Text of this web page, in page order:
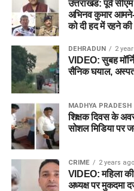
उत्तराखंड: पूर्व
अभिनव कुमार
को दी हद में रहने
DEHRADUN 2
VIDEO: सुबह
सैनिक घयाल,
MADHYA PRADESH
शिक्षक दिवस के
सोशल मिडिया पर
CRIME 2 years ago
VIDEO: महिला
अध्यक्ष पर मुकदमा